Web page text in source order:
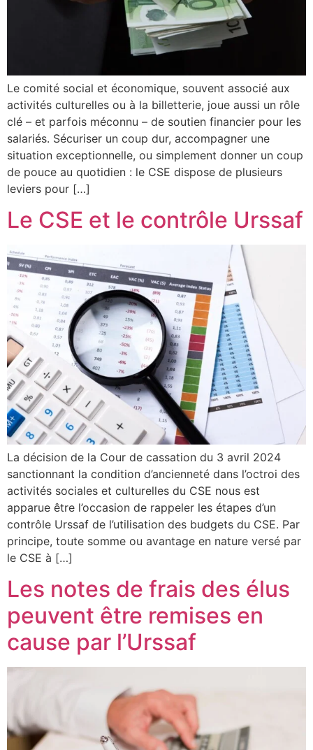
Le comité social et économique, souvent associé aux
activités culturelles ou à la billetterie, joue aussi un rôle
clé – et parfois méconnu – de soutien financier pour les
salariés. Sécuriser un coup dur, accompagner une
situation exceptionnelle, ou simplement donner un coup
de pouce au quotidien : le CSE dispose de plusieurs
leviers pour […]
Le CSE et le contrôle Urssaf
La décision de la Cour de cassation du 3 avril 2024
sanctionnant la condition d’ancienneté dans l’octroi des
activités sociales et culturelles du CSE nous est
apparue être l’occasion de rappeler les étapes d’un
contrôle Urssaf de l’utilisation des budgets du CSE. Par
principe, toute somme ou avantage en nature versé par
le CSE à […]
Les notes de frais des élus
peuvent être remises en
cause par l’Urssaf